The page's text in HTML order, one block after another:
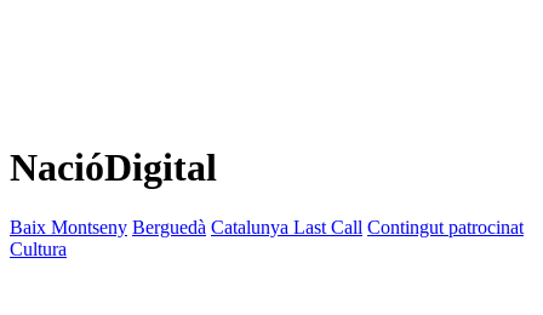
NacióDigital
Baix Montseny Berguedà Catalunya Last Call Contingut patrocinat
Cultura